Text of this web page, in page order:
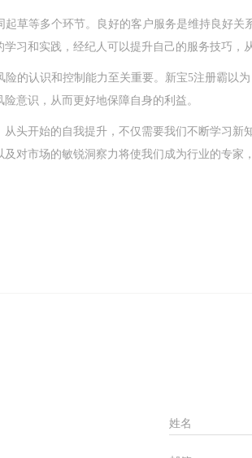
草等多个环节。良好的客户服务是维持良好关
习和实践，经纪人可以提升自己的服务技巧，
的认识和控制能力至关重要。新宝5注册霸以
意识，从而更好地保障自身的利益。
头开始的自我提升，不仅需要我们不断学习
对市场的敏锐洞察力将使我们成为行业的专家
姓名